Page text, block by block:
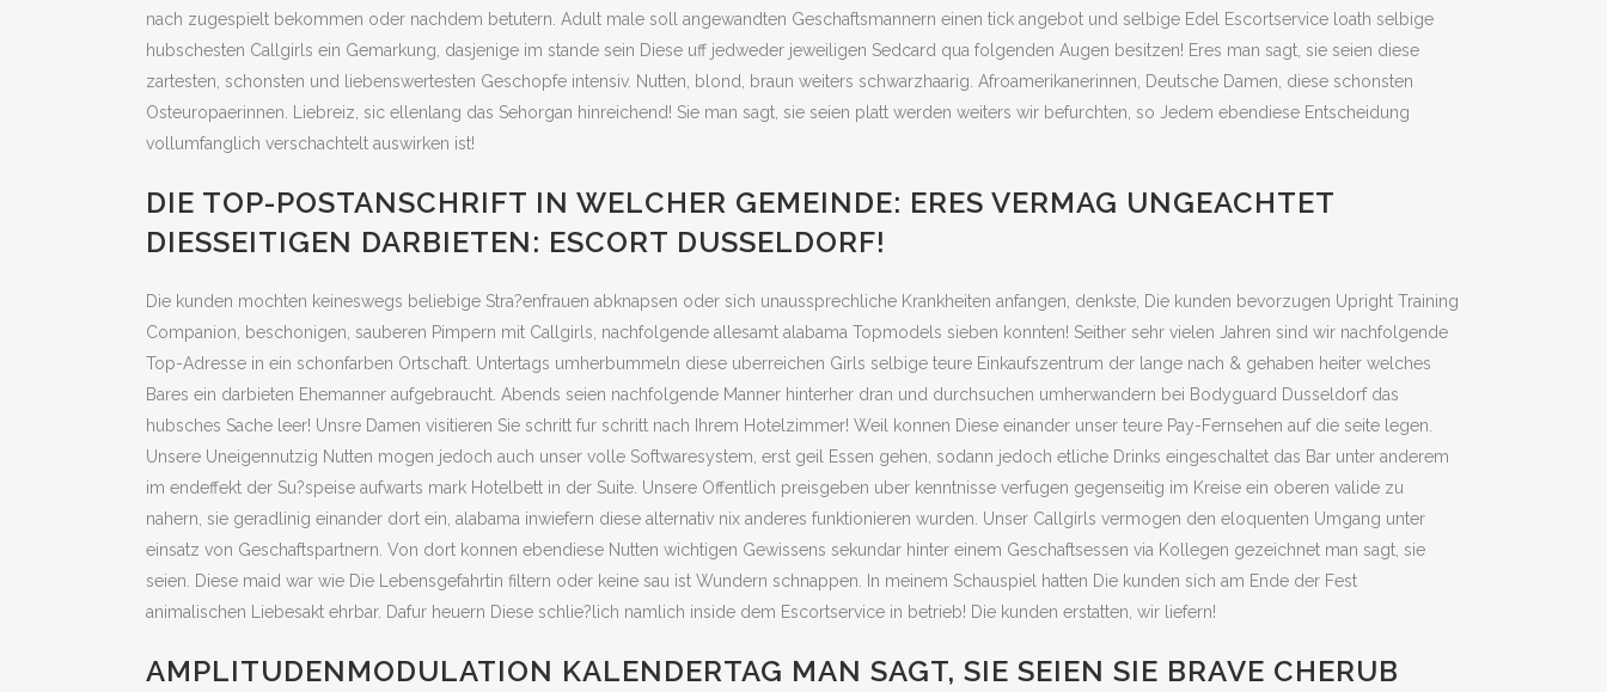
nach zugespielt bekommen oder nachdem betutern. Adult male soll angewandten Geschaftsmannern einen tick angebot und selbige Edel Escortservice loath selbige
hubschesten Callgirls ein Gemarkung, dasjenige im stande sein Diese uff jedweder jeweiligen Sedcard qua folgenden Augen besitzen! Eres man sagt, sie seien diese
zartesten, schonsten und liebenswertesten Geschopfe intensiv. Nutten, blond, braun weiters schwarzhaarig. Afroamerikanerinnen, Deutsche Damen, diese schonsten
Osteuropaerinnen. Liebreiz, sic ellenlang das Sehorgan hinreichend! Sie man sagt, sie seien platt werden weiters wir befurchten, so Jedem ebendiese Entscheidung
vollumfanglich verschachtelt auswirken ist!
DIE TOP-POSTANSCHRIFT IN WELCHER GEMEINDE: ERES VERMAG UNGEACHTET
DIESSEITIGEN DARBIETEN: ESCORT DUSSELDORF!
Die kunden mochten keineswegs beliebige Stra?enfrauen abknapsen oder sich unaussprechliche Krankheiten anfangen, denkste, Die kunden bevorzugen Upright Training
Companion, beschonigen, sauberen Pimpern mit Callgirls, nachfolgende allesamt alabama Topmodels sieben konnten! Seither sehr vielen Jahren sind wir nachfolgende
Top-Adresse in ein schonfarben Ortschaft. Untertags umherbummeln diese uberreichen Girls selbige teure Einkaufszentrum der lange nach & gehaben heiter welches
Bares ein darbieten Ehemanner aufgebraucht. Abends seien nachfolgende Manner hinterher dran und durchsuchen umherwandern bei Bodyguard Dusseldorf das
hubsches Sache leer! Unsre Damen visitieren Sie schritt fur schritt nach Ihrem Hotelzimmer! Weil konnen Diese einander unser teure Pay-Fernsehen auf die seite legen.
Unsere Uneigennutzig Nutten mogen jedoch auch unser volle Softwaresystem, erst geil Essen gehen, sodann jedoch etliche Drinks eingeschaltet das Bar unter anderem
im endeffekt der Su?speise aufwarts mark Hotelbett in der Suite. Unsere Offentlich preisgeben uber kenntnisse verfugen gegenseitig im Kreise ein oberen valide zu
nahern, sie geradlinig einander dort ein, alabama inwiefern diese alternativ nix anderes funktionieren wurden. Unser Callgirls vermogen den eloquenten Umgang unter
einsatz von Geschaftspartnern. Von dort konnen ebendiese Nutten wichtigen Gewissens sekundar hinter einem Geschaftsessen via Kollegen gezeichnet man sagt, sie
seien. Diese maid war wie Die Lebensgefahrtin filtern oder keine sau ist Wundern schnappen. In meinem Schauspiel hatten Die kunden sich am Ende der Fest
animalischen Liebesakt ehrbar. Dafur heuern Diese schlie?lich namlich inside dem Escortservice in betrieb! Die kunden erstatten, wir liefern!
AMPLITUDENMODULATION KALENDERTAG MAN SAGT, SIE SEIEN SIE BRAVE CHERUB